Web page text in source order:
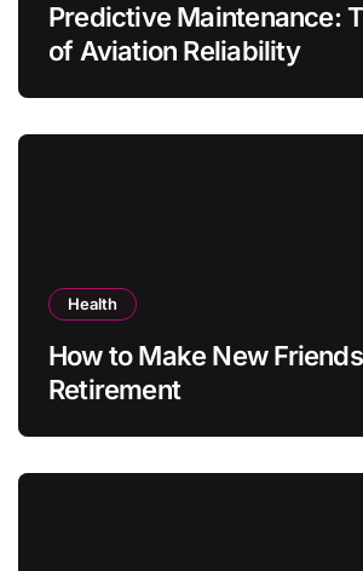
Predictive Maintenance:
of Aviation Reliability
Health
How to Make New
Retirement